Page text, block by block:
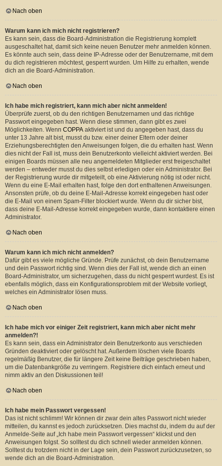
Nach oben
Warum kann ich mich nicht registrieren?
Es kann sein, dass die Board-Administration die Registrierung komplett
ausgeschaltet hat, damit sich keine neuen Benutzer mehr anmelden können.
Es könnte auch sein, dass deine IP-Adresse oder der Benutzername, mit dem
du dich registrieren möchtest, gesperrt wurden. Um Hilfe zu erhalten, wende
dich an die Board-Administration.
Nach oben
Ich habe mich registriert, kann mich aber nicht anmelden!
Überprüfe zuerst, ob du den richtigen Benutzernamen und das richtige
Passwort eingegeben hast. Wenn diese stimmen, dann gibt es zwei
Möglichkeiten. Wenn COPPA aktiviert ist und du angegeben hast, dass du
unter 13 Jahre alt bist, musst du bzw. einer deiner Eltern oder deiner
Erziehungsberechtigten den Anweisungen folgen, die du erhalten hast. Wenn
dies nicht der Fall ist, muss dein Benutzerkonto vielleicht aktiviert werden. Bei
einigen Boards müssen alle neu angemeldeten Mitglieder erst freigeschaltet
werden – entweder musst du dies selbst erledigen oder ein Administrator. Bei
der Registrierung wurde dir mitgeteilt, ob eine Aktivierung nötig ist oder nicht.
Wenn du eine E-Mail erhalten hast, folge den dort enthaltenen Anweisungen.
Ansonsten prüfe, ob du deine E-Mail-Adresse korrekt eingegeben hast oder
die E-Mail von einem Spam-Filter blockiert wurde. Wenn du dir sicher bist,
dass deine E-Mail-Adresse korrekt eingegeben wurde, dann kontaktiere einen
Administrator.
Nach oben
Warum kann ich mich nicht anmelden?
Dafür gibt es viele mögliche Gründe. Prüfe zunächst, ob dein Benutzername
und dein Passwort richtig sind. Wenn dies der Fall ist, wende dich an einen
Board-Administrator, um sicherzugehen, dass du nicht gesperrt wurdest. Es ist
ebenfalls möglich, dass ein Konfigurationsproblem mit der Website vorliegt,
welches ein Administrator lösen muss.
Nach oben
Ich habe mich vor einiger Zeit registriert, kann mich aber nicht mehr
anmelden?!
Es kann sein, dass ein Administrator dein Benutzerkonto aus verschieden
Gründen deaktiviert oder gelöscht hat. Außerdem löschen viele Boards
regelmäßig Benutzer, die für längere Zeit keine Beiträge geschrieben haben,
um die Datenbankgröße zu verringern. Registriere dich einfach erneut und
nimm aktiv an den Diskussionen teil!
Nach oben
Ich habe mein Passwort vergessen!
Das ist nicht schlimm! Wir können dir zwar dein altes Passwort nicht wieder
mitteilen, du kannst es jedoch zurücksetzen. Dies machst du, indem du auf der
Anmelde-Seite auf „Ich habe mein Passwort vergessen“ klickst und den
Anweisungen folgst. So solltest du dich schnell wieder anmelden können.
Solltest du trotzdem nicht in der Lage sein, dein Passwort zurückzusetzen, so
wende dich an die Board-Administration.